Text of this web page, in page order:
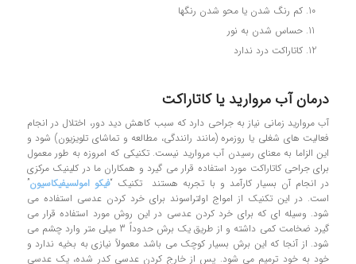
كم رنگ شدن يا محو شدن رنگها
حساس شدن به نور
کاتاراکت درد ندارد
درمان آب مروارید یا کاتاراکت
آب مرواريد زماني نياز به جراحي دارد كه سبب کاهش دید دور، اختلال در انجام
فعاليت هاي شغلي يا روزمره (مانند رانندگي، مطالعه و تماشاي تلويزيون) شود و
این الزاما به معنای رسيدن آب مرواريد نيست. تکنیکی که امروزه به طور معمول
برای جراحی کاتاراکت مورد استفاده قرار می گیرد و همکاران ما در کلینیک مرکزی
در انجام آن بسیار کارآمد و با تجربه هستند تکنیک “فیکو امولسیفیکاسیون”
است. در این تکنیک از امواج اولتراسوند برای خرد کردن عدسی استفاده می
شود. وسیله ای که برای خرد کردن عدسی در این روش مورد استفاده قرار می
گیرد ضخامت کمی داشته و از طریق یک برش حدوداً 3 میلی متر وارد چشم می
شود. از آنجا که این برش بسیار کوچک می باشد معمولاً نیازی به بخیه ندارد و
خود به خود ترمیم می شود. پس از خارج کردن عدسی کدر شده، یک عدسی